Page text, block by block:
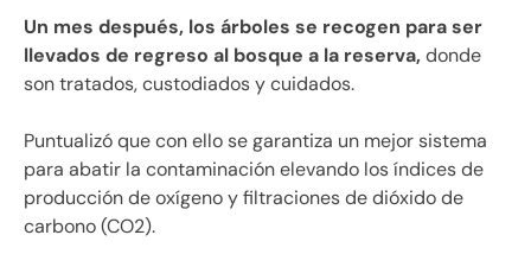
Un mes después, los árboles se recogen para ser
llevados de regreso al bosque a la reserva, donde
son tratados, custodiados y cuidados.
Puntualizó que con ello se garantiza un mejor sistema
para abatir la contaminación elevando los índices de
producción de oxígeno y filtraciones de dióxido de
carbono (CO2).